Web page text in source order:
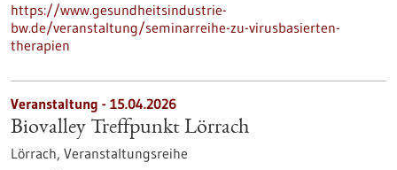
https://www.gesundheitsindustrie-
bw.de/veranstaltung/seminarreihe-zu-virusbasierten-
therapien
Veranstaltung - 15.04.2026
Biovalley Treffpunkt Lörrach
Lörrach, Veranstaltungsreihe